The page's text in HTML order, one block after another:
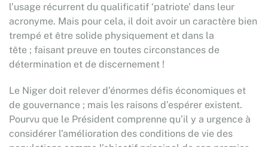
l’usage récurrent du qualificatif ‘patriote’ dans leur
acronyme. Mais pour cela, il doit avoir un caractère bien
trempé et être solide physiquement et dans la
tête ; faisant preuve en toutes circonstances de
détermination et de discernement !
Le Niger doit relever d’énormes défis économiques et
de gouvernance ; mais les raisons d’espérer existent.
Pourvu que le Président comprenne qu’il y a urgence à
considérer l’amélioration des conditions de vie des